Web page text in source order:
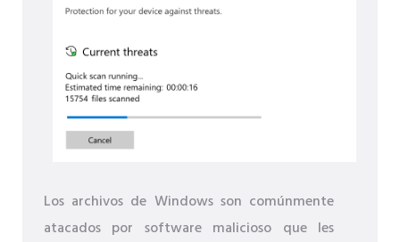
Los archivos de Windows son comúnmente
atacados por software malicioso que les